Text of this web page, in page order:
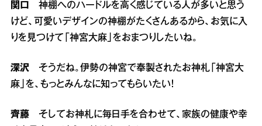
関口
神棚へのハードルを高く感じている人が多いと思う
けど、可愛いデザインの神棚がたくさんあるから、お気に入
りを見つけて「神宮大麻」をおまつりしたいね。
深沢 そうだね。伊勢の神宮で奉製されたお神札「神宮大
麻」を、もっとみんなに知ってもらいたい！
齊藤 そしてお神札に毎日手を合わせて、家族の健康や幸